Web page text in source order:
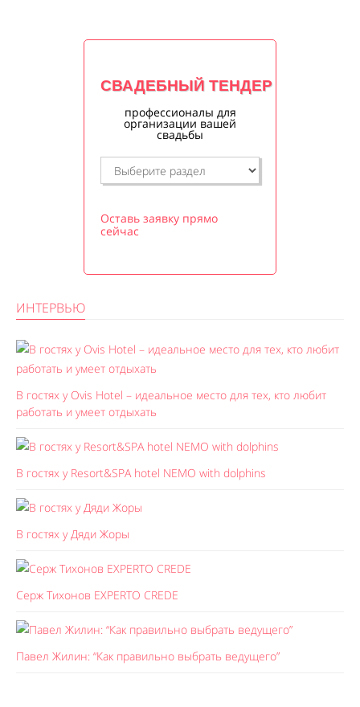
СВАДЕБНЫЙ ТЕНДЕР
профессионалы для
организации вашей
свадьбы
Оставь заявку прямо
сейчас
ИНТЕРВЬЮ
В гостях у Ovis Hotel – идеальное место для тех, кто любит
работать и умеет отдыхать
В гостях у Resort&SPA hotel NEMO with dolphins
В гостях у Дяди Жоры
Серж Тихонов EXPERTO CREDE
Павел Жилин: “Как правильно выбрать ведущего”